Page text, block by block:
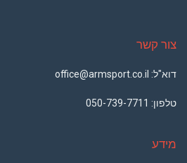
צור קשר
דוא"ל: office@armsport.co.il
טלפון: 050-739-7711
מידע